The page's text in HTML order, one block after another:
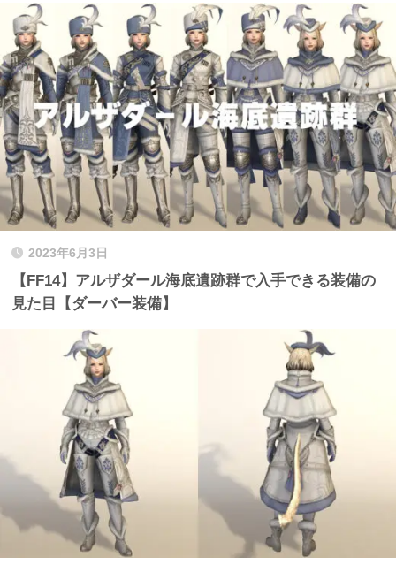
2023年6月3日
【FF14】アルザダール海底遺跡群で入手できる装備の
見た目【ダーバー装備】